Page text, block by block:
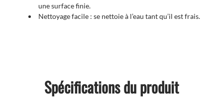
une surface finie.
Nettoyage facile : se nettoie à l’eau tant qu’il est frais.
Spécifications du produit